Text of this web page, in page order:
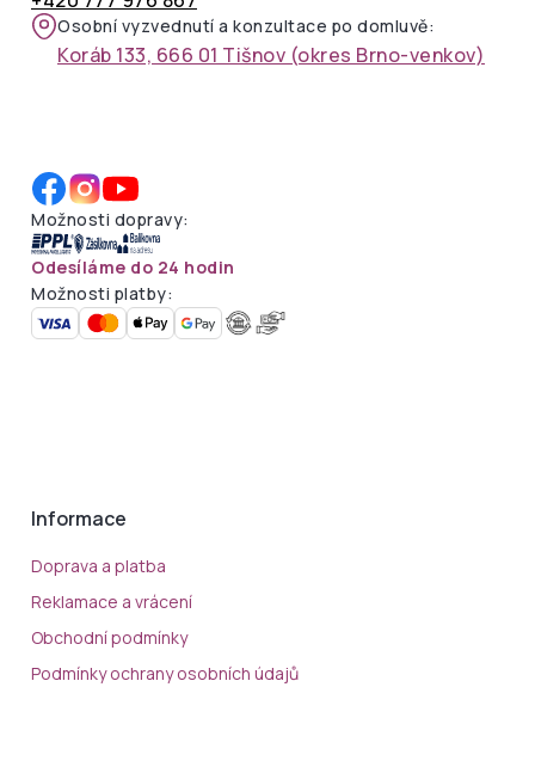
Osobní vyzvednutí a konzultace po domluvě:
Koráb 133, 666 01 Tišnov (okres Brno-venkov)
Možnosti dopravy:
Odesíláme do 24 hodin
Možnosti platby:
Informace
Doprava a platba
Reklamace a vrácení
Obchodní podmínky
Podmínky ochrany osobních údajů